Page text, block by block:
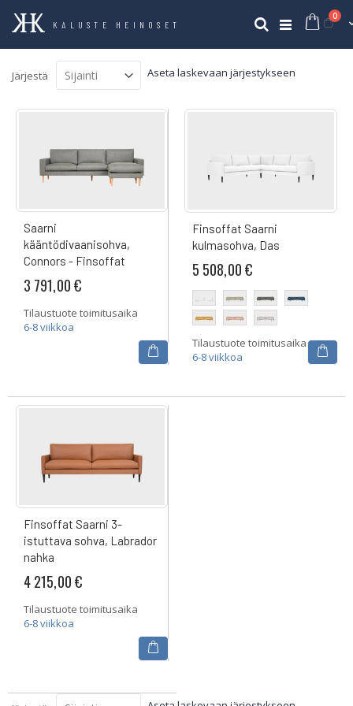
KALUSTE HEINOSET
0
Haku
Järjestä Aseta laskevaan järjestykseen
Saarni
kääntödivaanisohva,
Connors - Finsoffat
3 791,00 €
Tilaustuote toimitusaika
6-8 viikkoa
Finsoffat Saarni
kulmasohva, Das
5 508,00 €
Tilaustuote toimitusaika
6-8 viikkoa
Finsoffat Saarni 3-
istuttava sohva, Labrador
nahka
4 215,00 €
Tilaustuote toimitusaika
6-8 viikkoa